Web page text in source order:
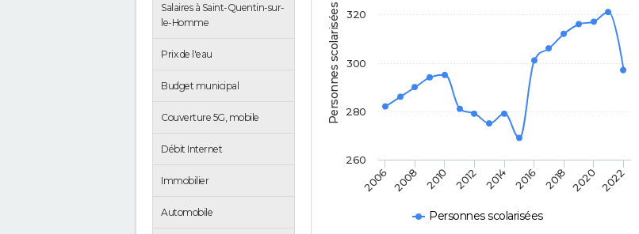
Salaires à Saint-Quentin-sur-
le-Homme
Prix de l'eau
Budget municipal
Couverture 5G, mobile
Débit Internet
Immobilier
Automobile
Personnes scolarisées
Personnes scolarisées
2006 2008 2010 2012 2014 2016 2018 2020 2022
260
280
300
320